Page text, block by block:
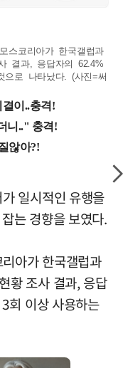
스코리아가 한국갤럽과
결과, 응답자의 62.4%
으로 나타났다. (사진=써
일시적인 유행을
는 경향을 보였다.
아가 한국갤럽과
황 조사 결과, 응답
회 이상 사용하는